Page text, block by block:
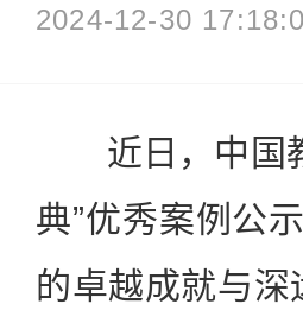
2024-12-30
近日，中国教
典”优秀案例公
的卓越成就与深